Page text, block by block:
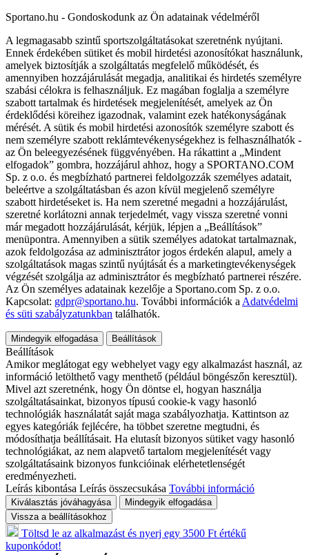
Sportano.hu - Gondoskodunk az Ön adatainak védelméről
A legmagasabb szintű sportszolgáltatásokat szeretnénk nyújtani.
Ennek érdekében sütiket és mobil hirdetési azonosítókat használunk,
amelyek biztosítják a szolgáltatás megfelelő működését, és
amennyiben hozzájárulását megadja, analitikai és hirdetés személyre
szabási célokra is felhasználjuk. Ez magában foglalja a személyre
szabott tartalmak és hirdetések megjelenítését, amelyek az Ön
érdeklődési köreihez igazodnak, valamint ezek hatékonyságának
mérését. A sütik és mobil hirdetési azonosítók személyre szabott és
nem személyre szabott reklámtevékenységekhez is felhasználhatók -
az Ön beleegyezésének függvényében. Ha rákattint a „Mindent
elfogadok” gombra, hozzájárul ahhoz, hogy a SPORTANO.COM
Sp. z o.o. és megbízható partnerei feldolgozzák személyes adatait,
beleértve a szolgáltatásban és azon kívül megjelenő személyre
szabott hirdetéseket is. Ha nem szeretné megadni a hozzájárulást,
szeretné korlátozni annak terjedelmét, vagy vissza szeretné vonni
már megadott hozzájárulását, kérjük, lépjen a „Beállítások”
menüpontra. Amennyiben a sütik személyes adatokat tartalmaznak,
azok feldolgozása az adminisztrátor jogos érdekén alapul, amely a
szolgáltatások magas szintű nyújtását és a marketingtevékenységek
végzését szolgálja az adminisztrátor és megbízható partnerei részére.
Az Ön személyes adatainak kezelője a Sportano.com Sp. z o.o.
Kapcsolat: gdpr@sportano.hu. További információk a Adatvédelmi
és süti szabályzatunkban találhatók.
Mindegyik elfogadása Beállítások
Beállítások
Amikor meglátogat egy webhelyet vagy egy alkalmazást használ, az
információ letölthető vagy menthető (például böngészőn keresztül).
Mivel azt szeretnénk, hogy Ön döntse el, hogyan használja
szolgáltatásainkat, bizonyos típusú cookie-k vagy hasonló
technológiák használatát saját maga szabályozhatja. Kattintson az
egyes kategóriák fejlécére, ha többet szeretne megtudni, és
módosíthatja beállításait. Ha elutasít bizonyos sütiket vagy hasonló
technológiákat, az nem alapvető tartalom megjelenítését vagy
szolgáltatásaink bizonyos funkcióinak elérhetetlenségét
eredményezheti.
Leírás kibontása Leírás összecsukása További információ
Kiválasztás jóváhagyása
Mindegyik elfogadása
Vissza a beállításokhoz
Töltsd le az alkalmazást és nyerj egy 3500 Ft értékű
kuponkódot!